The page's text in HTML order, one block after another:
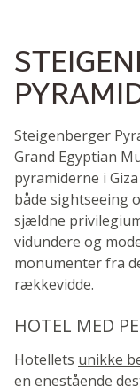
Steigenberger
Grand Egyptian
pyramiderne i
både sightseeing
sjældne
vidundere og
monumenter fra
rækkevidde.
HOTEL MED
Hotellets unikke
en enestående